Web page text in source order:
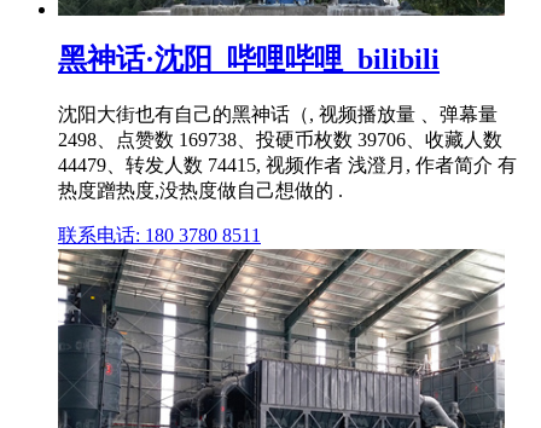
黑神话·沈阳_哔哩哔哩_bilibili
沈阳大街也有自己的黑神话（, 视频播放量 、弹幕量
2498、点赞数 169738、投硬币枚数 39706、收藏人数
44479、转发人数 74415, 视频作者 浅澄月, 作者简介 有
热度蹭热度,没热度做自己想做的 .
联系电话: 180 3780 8511